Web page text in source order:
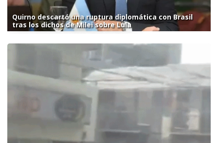
Quirno descartó una ruptura diplomática con Brasil
tras los dichos de Milei sobre Lula